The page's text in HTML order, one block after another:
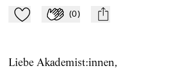
Zu Mein-TdZ hinzufügen
Applaudieren
(0) mail
Liebe Akademist:innen,